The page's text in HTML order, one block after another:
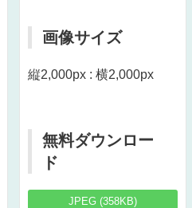
画像サイズ
縦2,000px : 横2,000px
無料ダウンロー
ド
JPEG (358KB)